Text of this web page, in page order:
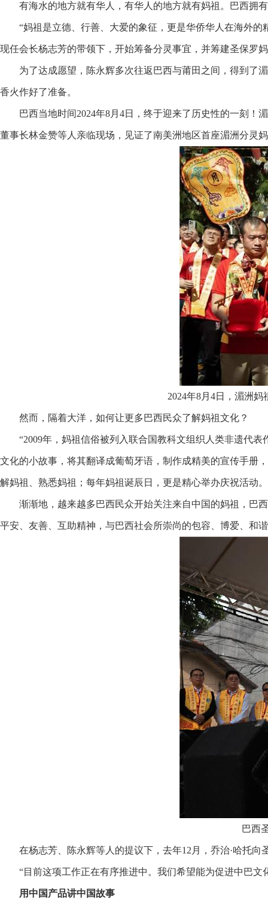
有海水的地方就有华人，有华人的地方就有妈祖。巴西拥
“妈祖是立德、行善、大爱的象征，更是华侨华人在海外
现任会长杨志芳的带领下，开始筹备分灵事宜，并筹建圣保罗
为了达成愿望，陈永辉多次往返巴西与莆田之间，得到了
香火作好了准备。
巴西当地时间2024年8月4日，终于迎来了历史性的一刻
董事长林金赞等人亲临现场，见证了南美洲地区首座湄洲分灵
2024年8月4日，湄洲
然而，隔着大洋，如何让更多巴西民众了解妈祖文化？
“2009年，妈祖信俗被列入联合国教科文组织人类非遗代
文化的小故事，将其翻译成葡萄牙语，制作成精美的宣传手册
解妈祖、熟悉妈祖；每年妈祖诞辰日，更是精心举办庆祝活动。
渐渐地，越来越多巴西民众开始关注来自中国的妈祖，巴
平安、友善、互助精神，与巴西社会所崇尚的包容、博爱、和
巴西
在杨志芳、陈永辉等人的提议下，去年12月，乔治·哈托
“目前这项工作正在有序推进中。我们希望能为促进中巴
用中国产品讲中国故事